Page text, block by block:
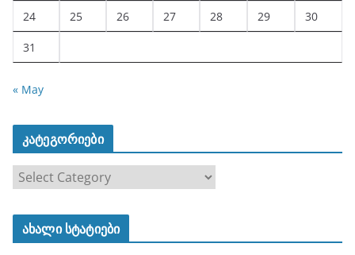
24 25 26 27 28 29 30
31
« May
კატეგორიები
ტ
ახალი სტატიები